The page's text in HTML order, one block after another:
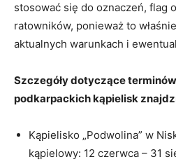
stosować się do oznaczeń, flag
ratowników, ponieważ to
aktualnych warunkach i
Szczegóły dotyczące
podkarpackich kąpielisk
Kąpielisko „Podwolina” w
kąpielowy: 12 czerwca – 31